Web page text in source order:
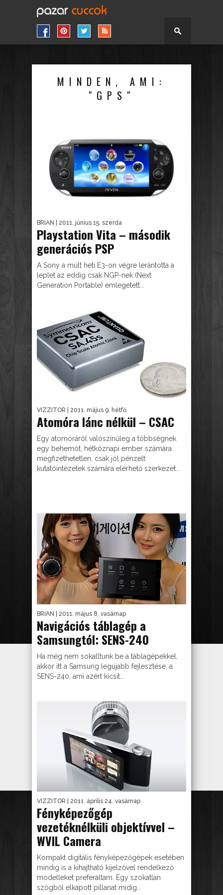
MINDEN, AMI:
"GPS"
BRIAN | 2011. június 15. szerda
Playstation Vita – második
generációs PSP
A Sony a múlt heti E3-on végre lerántotta a
leplet az eddig csak NGP-nek (Next
Generation Portable) emlegetett...
VIZZITOR | 2011. május 9. hétfő
Atomóra lánc nélkül – CSAC
Egy atomóráról valószínűleg a többségnek
egy behemót, hétköznapi ember számára
megfizethetetlen, csak jól pénzelt
kutatóintézetek számára elérhető szerkezet...
BRIAN | 2011. május 8. vasárnap
Navigációs táblagép a
Samsungtól: SENS-240
Ha még nem sokalltunk be a táblagépekkel,
akkor itt a Samsung legújabb fejlesztése, a
SENS-240, ami azért kicsit...
VIZZITOR | 2011. április 24. vasárnap
Fényképezőgép
vezetéknélküli objektívvel –
WVIL Camera
Kompakt digitális fényképezőgépek esetében
mindig is a kihajtható kijelzővel rendelkező
modelleket preferáltam. Egy szokatlan
szögből elkapott pillanat midig...